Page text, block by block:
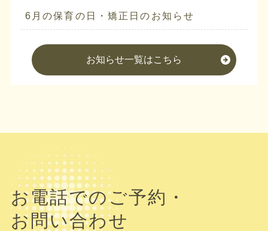
6月の保育の日・矯正日のお知らせ
お知らせ一覧はこちら
お電話でのご予約・
お問い合わせ